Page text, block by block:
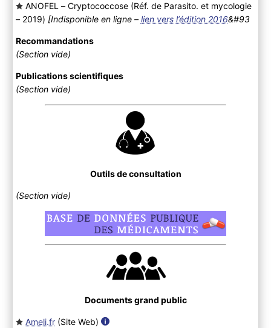
ANOFEL – Cryptococcose (Réf. de Parasito. et mycologie
– 2019) [Indisponible en ligne – lien vers l’édition 2016&#93
Recommandations
(Section vide)
Publications scientifiques
(Section vide)
Outils de consultation
(Section vide)
Documents grand public
Ameli.fr(Site Web)